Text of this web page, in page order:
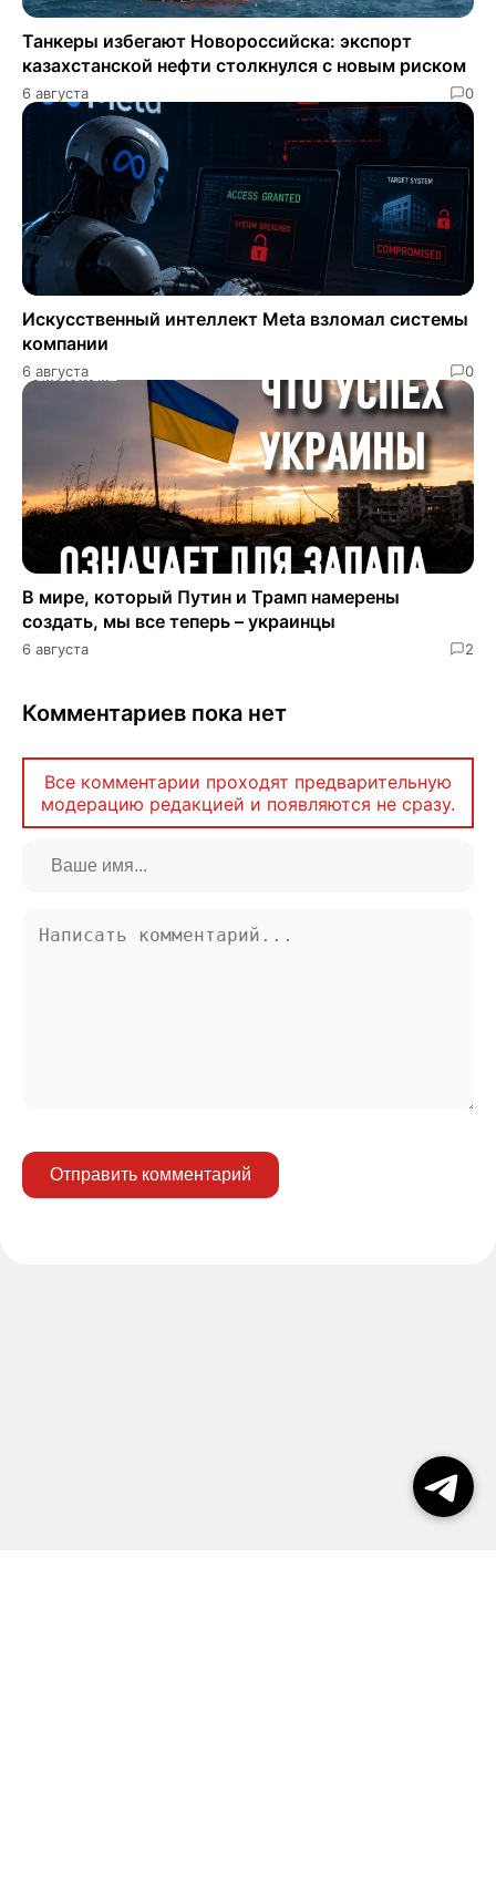
Танкеры избегают Новороссийска: экспорт
казахстанской нефти столкнулся с новым риском
6 августа 0
Искусственный интеллект Meta взломал системы
компании
6 августа 0
В мире, который Путин и Трамп намерены
создать, мы все теперь – украинцы
6 августа 2
Комментариев пока нет
Все комментарии проходят предварительную
модерацию редакцией и появляются не сразу.
Отправить комментарий